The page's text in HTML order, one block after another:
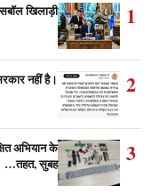
1
खिलाड़ी!!!
2
नहीं है।
3
अभियान के
तहत, सुबह…